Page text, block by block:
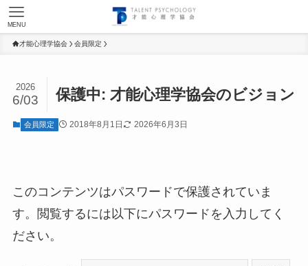
MENU
才能心理学協会 会員限定
保護中: 才能心理学協会のビジョン
2026
6/03
会員限定 2018年8月1日 2026年6月3日
このコンテンツはパスワードで保護されていま
す。閲覧するには以下にパスワードを入力してく
ださい。